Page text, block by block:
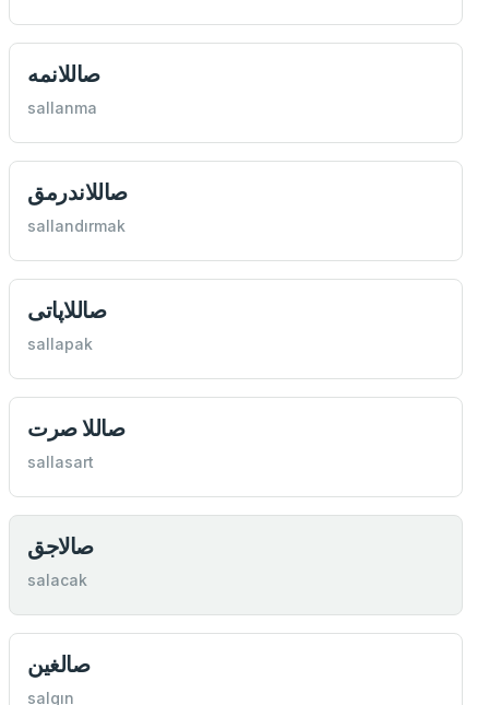
صاللانمه
sallanma
صاللاندرمق
sallandırmak
صاللاپاتی
sallapak
صاللا صرت
sallasart
صالاجق
salacak
صالغين
salgın